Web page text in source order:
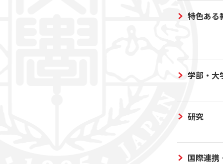
特色ある
学部・大
研究
国際連携